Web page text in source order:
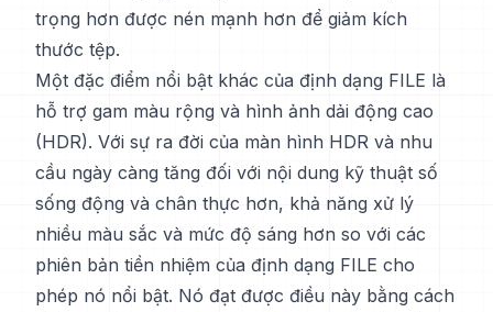
trọng hơn được nén mạnh hơn để giảm kích
thước tệp.
Một đặc điểm nổi bật khác của định dạng FILE là
hỗ trợ gam màu rộng và hình ảnh dải động cao
(HDR). Với sự ra đời của màn hình HDR và nhu
cầu ngày càng tăng đối với nội dung kỹ thuật số
sống động và chân thực hơn, khả năng xử lý
nhiều màu sắc và mức độ sáng hơn so với các
phiên bản tiền nhiệm của định dạng FILE cho
phép nó nổi bật. Nó đạt được điều này bằng cách